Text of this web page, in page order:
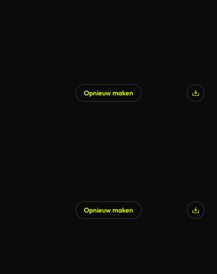
Opnieuw maken
Opnieuw maken